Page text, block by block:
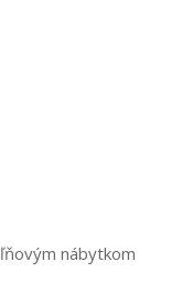
nábytkom